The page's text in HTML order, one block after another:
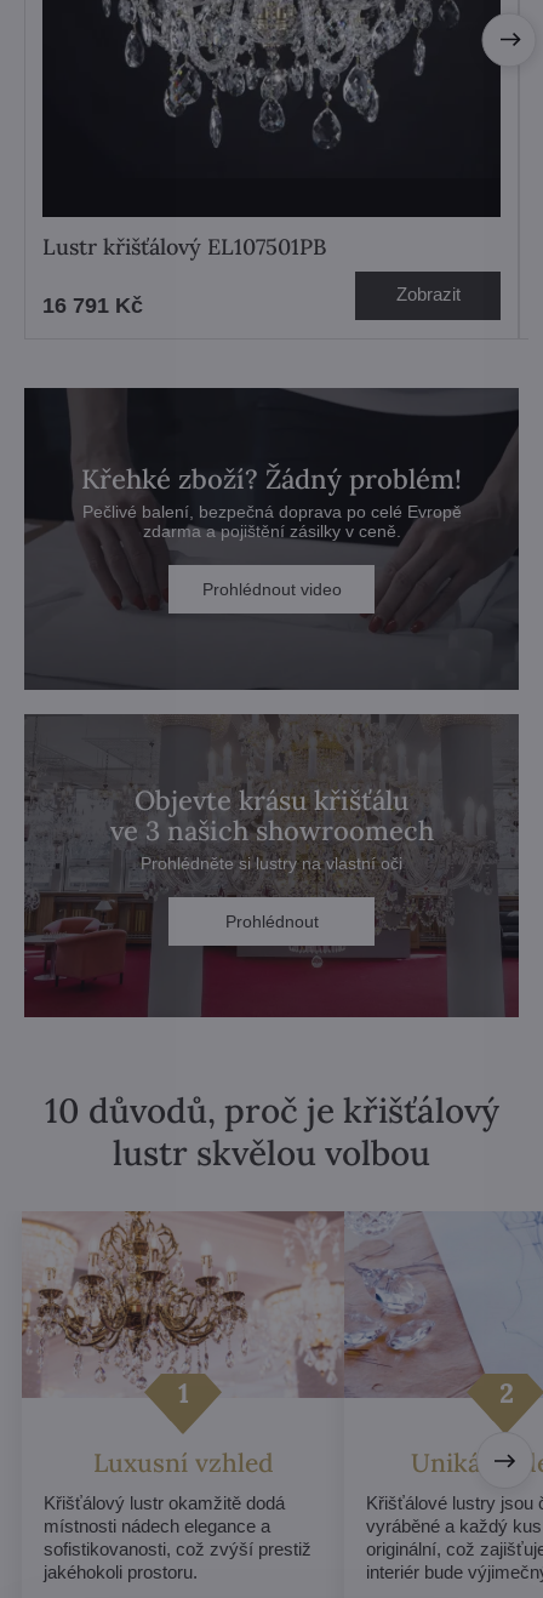
Lustr křišťálový EL107501PB
16 791 Kč Zobrazit
Křehké zboží? Žádný problém!
Pečlivé balení, bezpečná doprava po celé Evropě
zdarma a pojištění zásilky v ceně.
Prohlédnout video
Objevte krásu křišťálu
ve 3 našich showroomech
Prohlédněte si lustry na vlastní oči
Prohlédnout
10 důvodů, proč je křišťálový
lustr skvělou volbou
Luxusní vzhled
Křišťálový lustr okamžitě dodá
místnosti nádech elegance a
sofistikovanosti, což zvýší prestiž
jakéhokoli prostoru.
Unikátní
Křišťálové lustry jsou
vyráběné a každý
originální, což
interiér bude